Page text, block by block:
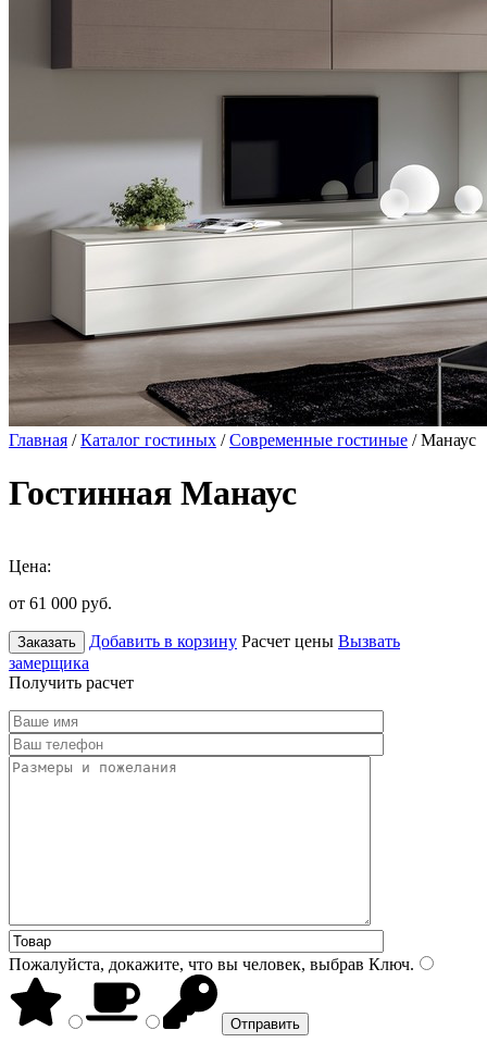
Главная /Каталог гостиных /Современные гостиные / Манаус
Гостинная Манаус
Цена:
от 61 000 руб.
Заказать Добавить в корзину Расчет цены Вызвать
замерщика
Получить расчет
Пожалуйста, докажите, что вы человек, выбрав Ключ.